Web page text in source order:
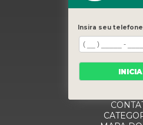
QUEM
Insira seu telefone